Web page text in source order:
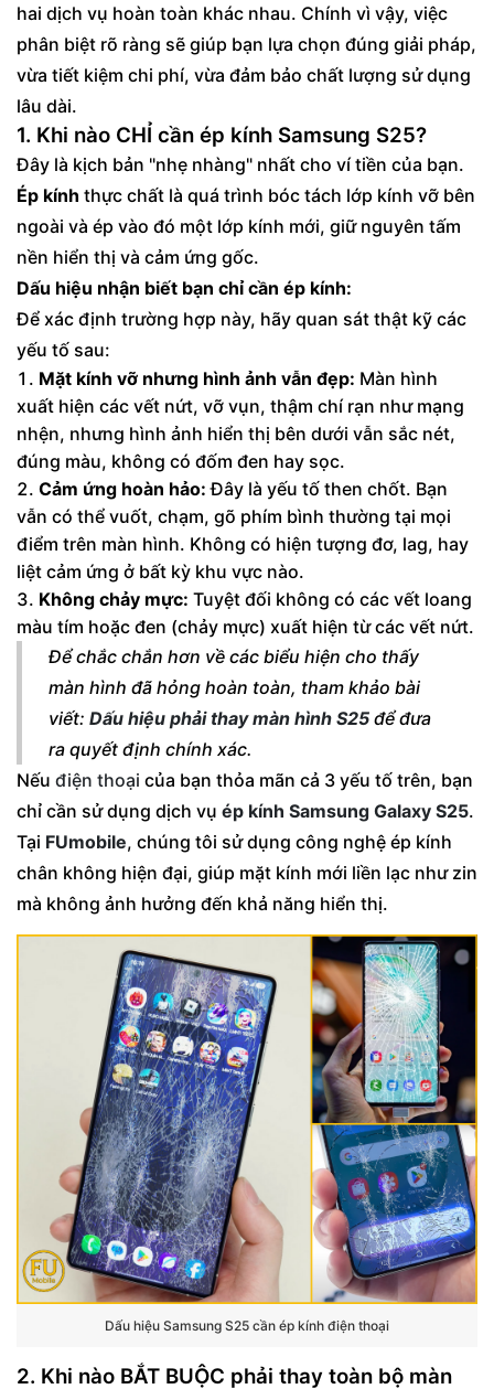
hai dịch vụ hoàn toàn khác nhau. Chính vì vậy, việc
phân biệt rõ ràng sẽ giúp bạn lựa chọn đúng giải pháp,
vừa tiết kiệm chi phí, vừa đảm bảo chất lượng sử dụng
lâu dài.
1. Khi nào CHỈ cần ép kính Samsung S25?
Đây là kịch bản "nhẹ nhàng" nhất cho ví tiền của bạn.
Ép kính thực chất là quá trình bóc tách lớp kính vỡ bên
ngoài và ép vào đó một lớp kính mới, giữ nguyên tấm
nền hiển thị và cảm ứng gốc.
Dấu hiệu nhận biết bạn chỉ cần ép kính:
Để xác định trường hợp này, hãy quan sát thật kỹ các
yếu tố sau:
Mặt kính vỡ nhưng hình ảnh vẫn đẹp: Màn hình
xuất hiện các vết nứt, vỡ vụn, thậm chí rạn như mạng
nhện, nhưng hình ảnh hiển thị bên dưới vẫn sắc nét,
đúng màu, không có đốm đen hay sọc.
Cảm ứng hoàn hảo: Đây là yếu tố then chốt. Bạn
vẫn có thể vuốt, chạm, gõ phím bình thường tại mọi
điểm trên màn hình. Không có hiện tượng đơ, lag, hay
liệt cảm ứng ở bất kỳ khu vực nào.
Không chảy mực: Tuyệt đối không có các vết loang
màu tím hoặc đen (chảy mực) xuất hiện từ các vết nứt.
Để chắc chắn hơn về các biểu hiện cho thấy
màn hình đã hỏng hoàn toàn, tham khảo bài
viết: Dấu hiệu phải thay màn hình S25 để đưa
ra quyết định chính xác.
Nếu điện thoại của bạn thỏa mãn cả 3 yếu tố trên, bạn
chỉ cần sử dụng dịch vụ ép kính Samsung Galaxy S25.
Tại FUmobile, chúng tôi sử dụng công nghệ ép kính
chân không hiện đại, giúp mặt kính mới liền lạc như zin
mà không ảnh hưởng đến khả năng hiển thị.
Dấu hiệu Samsung S25 cần ép kính điện thoại
2. Khi nào BẮT BUỘC phải thay toàn bộ màn